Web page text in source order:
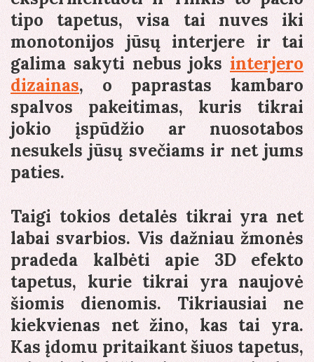
tipo tapetus, visa tai nuves iki
monotonijos jūsų interjere ir tai
galima sakyti nebus joksinterjero
dizainas, o paprastas kambaro
spalvos pakeitimas, kuris tikrai
jokio įspūdžio ar nuosotabos
nesukels jūsų svečiams ir net jums
paties.
Taigi tokios detalės tikrai yra net
labai svarbios. Vis dažniau žmonės
pradeda kalbėti apie 3D efekto
tapetus, kurie tikrai yra naujovė
šiomis dienomis. Tikriausiai ne
kiekvienas net žino, kas tai yra.
Kas įdomu pritaikant šiuos tapetus,